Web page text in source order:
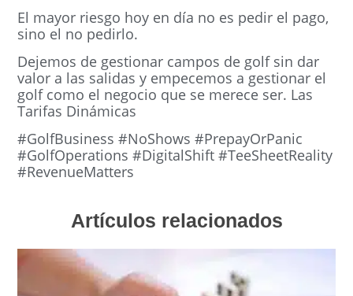
El mayor riesgo hoy en día no es pedir el pago,
sino el no pedirlo.
Dejemos de gestionar campos de golf sin dar
valor a las salidas y empecemos a gestionar el
golf como el negocio que se merece ser. Las
Tarifas Dinámicas
#GolfBusiness #NoShows #PrepayOrPanic
#GolfOperations #DigitalShift #TeeSheetReality
#RevenueMatters
Artículos relacionados